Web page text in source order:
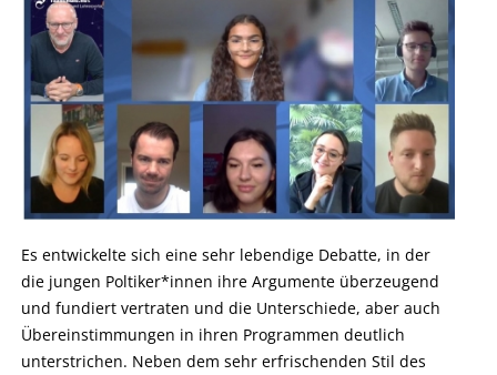
Es entwickelte sich eine sehr lebendige Debatte, in der
die jungen Poltiker*innen ihre Argumente überzeugend
und fundiert vertraten und die Unterschiede, aber auch
Übereinstimmungen in ihren Programmen deutlich
unterstrichen. Neben dem sehr erfrischenden Stil des